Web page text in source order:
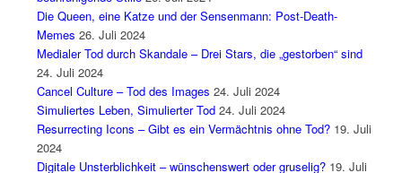
Die Queen, eine Katze und der Sensenmann: Post-Death-
Memes 26. Juli 2024
Medialer Tod durch Skandale – Drei Stars, die „gestorben“ sind
24. Juli 2024
Cancel Culture – Tod des Images 24. Juli 2024
Simuliertes Leben, Simulierter Tod 24. Juli 2024
Resurrecting Icons – Gibt es ein Vermächtnis ohne Tod? 19. Juli
2024
Digitale Unsterblichkeit – wünschenswert oder gruselig? 19. Juli